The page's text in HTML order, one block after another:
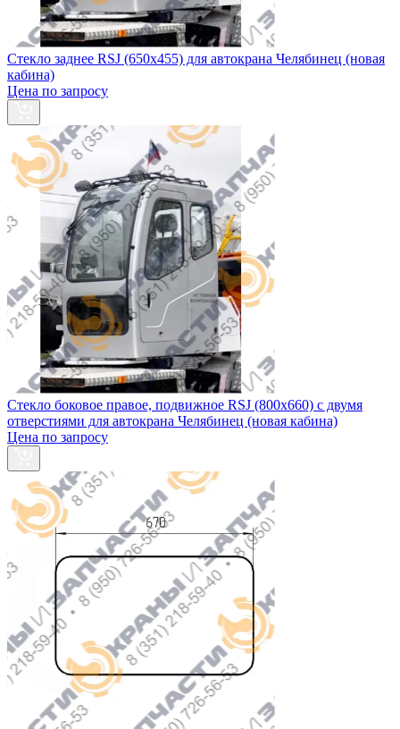
Стекло заднее RSJ (650х455) для автокрана Челябинец (новая
кабина)
Цена по запросу
Стекло боковое правое, подвижное RSJ (800х660) с двумя
отверстиями для автокрана Челябинец (новая кабина)
Цена по запросу